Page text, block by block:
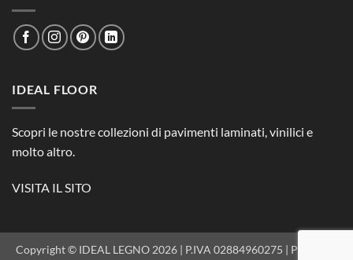
IDEAL FLOOR
Scopri le nostre collezioni di pavimenti laminati, vinilici e
molto altro.
VISITA IL SITO
Copyright © IDEAL LEGNO 2026 | P.IVA 02884960275 | PRIVACY